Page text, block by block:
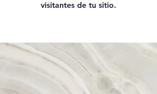
visitantes de tu sitio.